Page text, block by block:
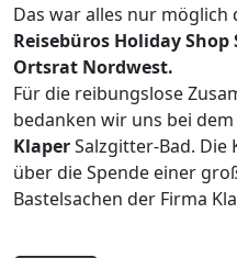
Das war alles nur möglich
Reisebüros Holiday
Ortsrat Nordwest.
Für die reibungslose
bedanken wir uns bei dem
KlaperSalzgitter-Bad.
über die Spende einer
Bastelsachen der Firma